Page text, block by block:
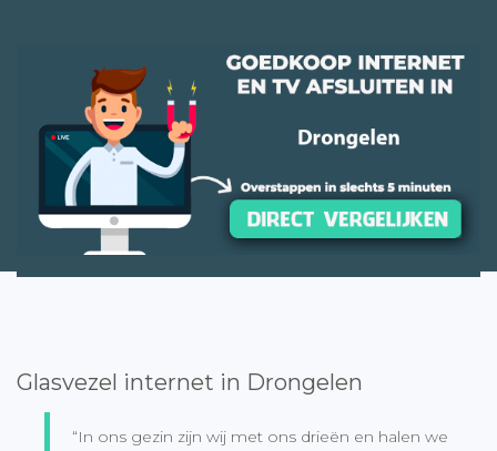
Glasvezel internet in Drongelen
“In ons gezin zijn wij met ons drieën en halen we